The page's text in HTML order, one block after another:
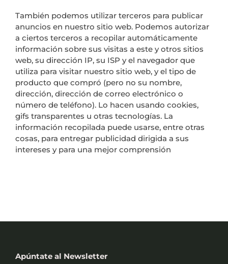
También podemos utilizar terceros para publicar
anuncios en nuestro sitio web. Podemos autorizar
a ciertos terceros a recopilar automáticamente
información sobre sus visitas a este y otros sitios
web, su dirección IP, su ISP y el navegador que
utiliza para visitar nuestro sitio web, y el tipo de
producto que compró (pero no su nombre,
dirección, dirección de correo electrónico o
número de teléfono). Lo hacen usando cookies,
gifs transparentes u otras tecnologías. La
información recopilada puede usarse, entre otras
cosas, para entregar publicidad dirigida a sus
intereses y para una mejor comprensión
Apúntate al Newsletter